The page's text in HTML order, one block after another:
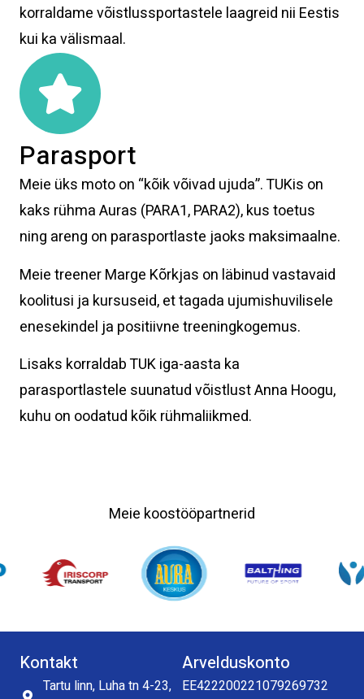
korraldame võistlussportastele laagreid nii Eestis
kui ka välismaal.
Parasport
Meie üks moto on “kõik võivad ujuda”. TUKis on
kaks rühma Auras (PARA1, PARA2), kus toetus
ning areng on parasportlaste jaoks maksimaalne.
Meie treener Marge Kõrkjas on läbinud vastavaid
koolitusi ja kursuseid, et tagada ujumishuvilisele
enesekindel ja positiivne treeningkogemus.
Lisaks korraldab TUK iga-aasta ka
parasportlastele suunatud võistlust Anna Hoogu,
kuhu on oodatud kõik rühmaliikmed.
Meie koostööpartnerid
Kontakt
Tartu linn, Luha tn 4-23,
Arvelduskonto
EE422200221079269732